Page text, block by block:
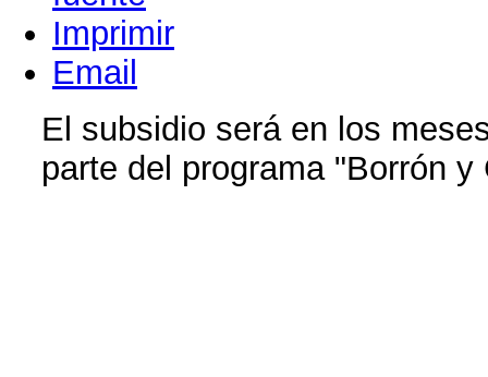
Imprimir
Email
El subsidio será en los
parte del programa "Borrón y